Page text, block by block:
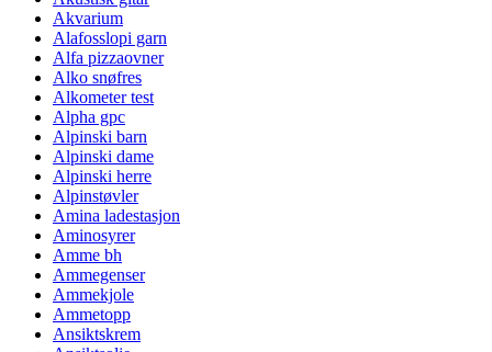
Akvarium
Alafosslopi garn
Alfa pizzaovner
Alko snøfres
Alkometer test
Alpha gpc
Alpinski barn
Alpinski dame
Alpinski herre
Alpinstøvler
Amina ladestasjon
Aminosyrer
Amme bh
Ammegenser
Ammekjole
Ammetopp
Ansiktskrem